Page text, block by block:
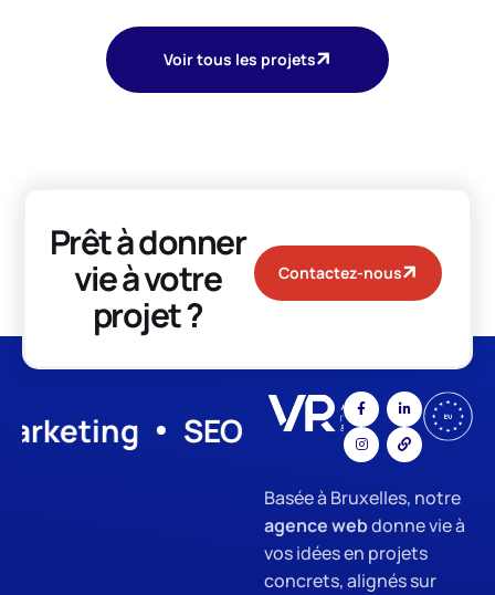
Voir tous les projets
Prêt à donner
vie à votre
projet ?
Contactez-nous
SEO Optimization
Basée à Bruxelles, notre
agence webdonne vie à
vos idées en projets
concrets, alignés sur